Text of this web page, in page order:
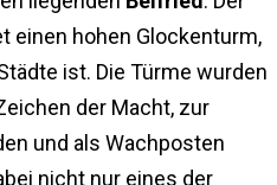
einen hohen Glockenturm,
ist. Die Türme wurden
der Macht, zur
und als Wachposten
nicht nur eines der